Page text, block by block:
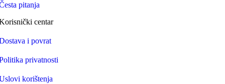
pitanja
centar
i povrat
privatnosti
korištenja